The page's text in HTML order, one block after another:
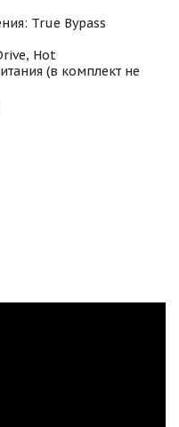
True Bypass
Hot
(в комплект не